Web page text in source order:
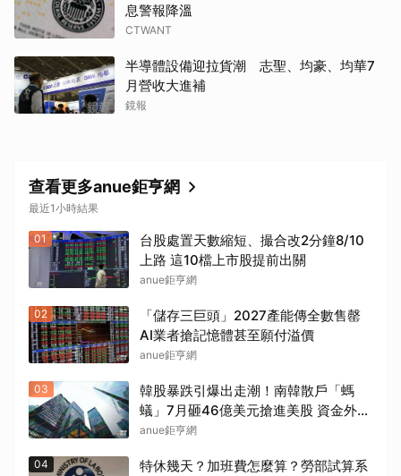
息警報降溫
CTWANT
半導體設備迎拉貨潮 志聖、均豪、均華7
月營收大進補
鏡報
查看更多anue鉅亨網
最近1小時結果
01
台股處置天數縮短、撮合改2分鐘8/10
上路 這10檔上市股提前出關
anue鉅亨網
02
「儲存三巨頭」2027產能傳全數售罄
AI業者搶記憶體甚至願付溢價
anue鉅亨網
03
韓股暴跌引爆出走潮！南韓散戶「螞
蟻」7月砸46億美元搶進美股 資金外流
考驗韓元
anue鉅亨網
04
特休幾天？加班費怎麼算？勞部試算系